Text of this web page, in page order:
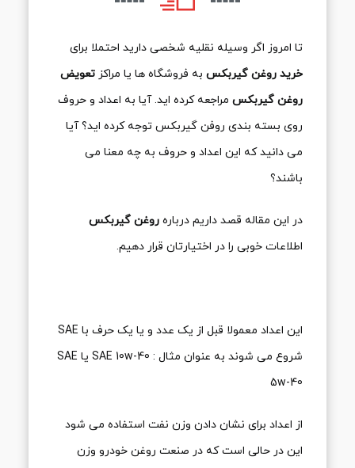
تا امروز اگر وسیله نقلیه شخصی دارید احتملا برای
خرید روغن گیربکسبه فروشگاه ها یا مراکز تعویض
روغن گیربکسمراجعه کرده اید. آیا به اعداد و حروف
روی بسته بندی روفن گیربکس توجه کرده اید؟ آیا
می دانید که این اعداد و حروف به چه معنا می
باشند؟
در این مقاله قصد داریم درباره روغن گیربکس
اطلاعات خوبی را در اختیارتان قرار دهیم.
این اعداد معمولا قبل از یک عدد و یا یک حرف با SAE
شروع می شوند به عنوان مثال : SAE 10w-40 یا SAE
5w-40
از اعداد برای نشان دادن وزن نفت استفاده می شود
این در حالی است که در صنعت روغن خودرو وزن